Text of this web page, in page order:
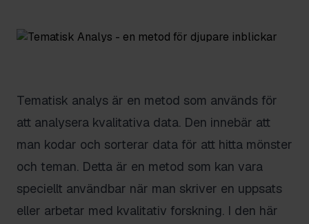
Tematisk analys är en metod som används för
att analysera kvalitativa data. Den innebär att
man kodar och sorterar data för att hitta mönster
och teman. Detta är en metod som kan vara
speciellt användbar när man skriver en uppsats
eller arbetar med kvalitativ forskning. I den här